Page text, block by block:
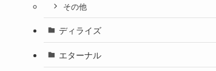
その他
ディライズ
エターナル